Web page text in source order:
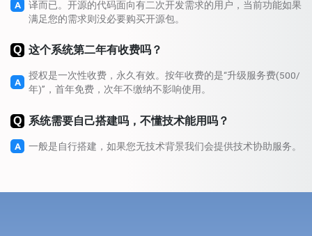
A
译而已。开源的代码面向有二次开发需求的用户，当前功能如果
满足您的需求则没必要购买开源包。
Q 这个系统第二年有收费吗？
A
授权是一次性收费，永久有效。按年收费的是“升级服务费(500/
年)”，首年免费，次年不缴纳不影响使用。
Q 系统需要自己搭建吗，不懂技术能用吗？
A 一般是自行搭建，如果您无技术背景我们会提供技术协助服务。